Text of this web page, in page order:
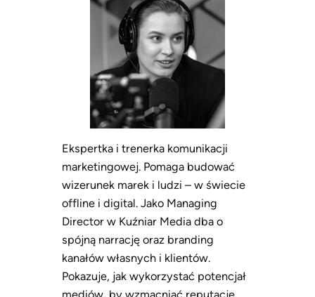
Ekspertka i trenerka komunikacji
marketingowej. Pomaga budować
wizerunek marek i ludzi – w świecie
offline i digital. Jako Managing
Director w Kuźniar Media dba o
spójną narrację oraz branding
kanałów własnych i klientów.
Pokazuje, jak wykorzystać potencjał